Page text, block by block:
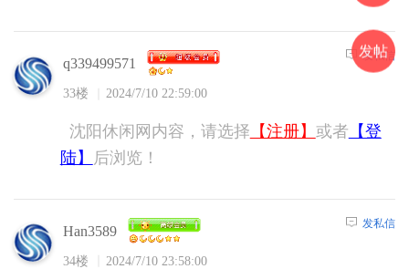
q339499571
33楼 2024/7/10 22:59:00
发私信
沈阳休闲网内容，请选择 【注册】 或者 【登
陆】
后浏览！
Han3589
34楼 2024/7/10 23:58:00
发私信
发帖